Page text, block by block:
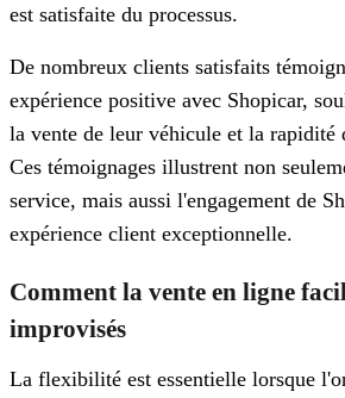
est satisfaite du processus.
De nombreux clients satisfaits
expérience positive avec Shopicar,
la vente de leur véhicule et la rapidité
Ces témoignages illustrent non
service, mais aussi l'engagement de
expérience client exceptionnelle.
Comment la vente en ligne
improvisés
La flexibilité est essentielle lorsque